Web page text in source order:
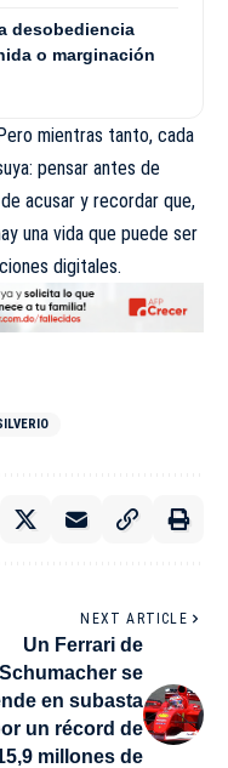
desobediencia
o marginación
mientras tanto, cada
pensar antes de
acusar y recordar que,
una vida que puede ser
digitales.
NEXT ARTICLE
Un Ferrari de
Schumacher se
en subasta
un récord de
millones de